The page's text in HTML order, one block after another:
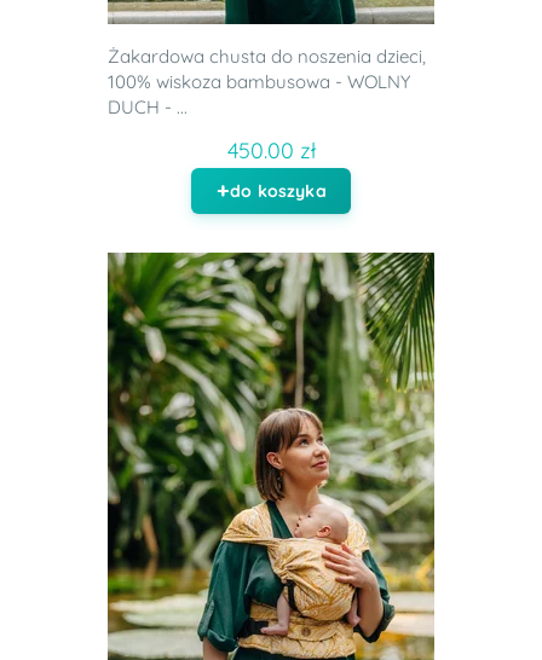
Żakardowa chusta do noszenia dzieci,
100% wiskoza bambusowa - WOLNY
DUCH - ...
450.00 zł
do koszyka